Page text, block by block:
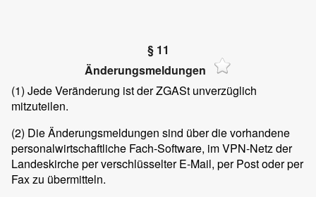
§ 11
Änderungsmeldungen
(1) Jede Veränderung ist der ZGASt unverzüglich
mitzuteilen.
(2) Die Änderungsmeldungen sind über die vorhandene
personalwirtschaftliche Fach-Software, im VPN-Netz der
Landeskirche per verschlüsselter E-Mail, per Post oder per
Fax zu übermitteln.